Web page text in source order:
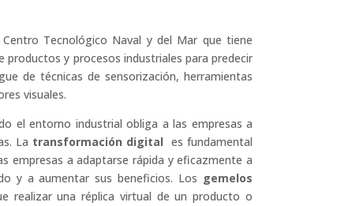
Tecnológico Naval y del Mar que tiene
y procesos industriales para predecir
de técnicas de sensorización, herramientas
visuales.
el entorno industrial obliga a las empresas a
La transformación digital es fundamental
empresas a adaptarse rápida y eficazmente a
y a aumentar sus beneficios. Los gemelos
realizar una réplica virtual de un producto o